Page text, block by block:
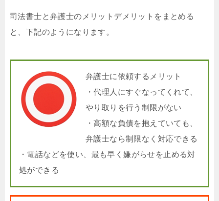
司法書士と弁護士のメリットデメリットをまとめる
と、下記のようになります。
弁護士に依頼するメリット
・代理人にすぐなってくれて、
やり取りを行う制限がない
・高額な負債を抱えていても、
弁護士なら制限なく対応できる
・電話などを使い、最も早く嫌がらせを止める対
処ができる